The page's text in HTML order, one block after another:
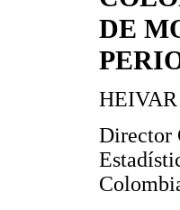
DE
Director